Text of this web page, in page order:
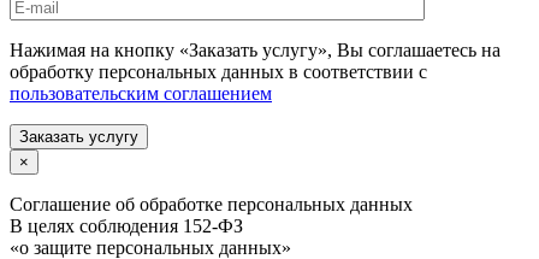
Нажимая на кнопку «Заказать услугу», Вы соглашаетесь на
обработку персональных данных в соответствии с
пользовательским соглашением
Заказать услугу
×
Соглашение об обработке персональных данных
В целях соблюдения 152-ФЗ
«о защите персональных данных»